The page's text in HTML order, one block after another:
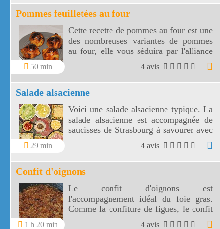
Pommes feuilletées au four
50 min
Cette recette de pommes au four est une
des nombreuses variantes de pommes
au four, elle vous séduira par l'alliance
du fondant de la pomme cuite, de la
cassonade légèrement caramélisée et du
croustillant de la pâte dorée à l'oeuf.
4 avis
Salade alsacienne
29 min
Voici une salade alsacienne typique. La
salade alsacienne est accompagnée de
saucisses de Strasbourg à savourer avec
une bonne bière d'Alsace !
4 avis
Confit d'oignons
1 h 20 min
Le confit d'oignons est
l'accompagnement idéal du foie gras.
Comme la confiture de figues, le confit
d'oignons est devenu indispensable au
4 avis